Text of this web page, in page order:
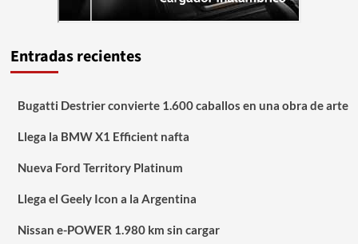
Entradas recientes
Bugatti Destrier convierte 1.600 caballos en una obra de arte
Llega la BMW X1 Efficient nafta
Nueva Ford Territory Platinum
Llega el Geely Icon a la Argentina
Nissan e-POWER 1.980 km sin cargar